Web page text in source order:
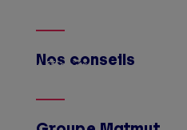
Nos conseils
Afficher